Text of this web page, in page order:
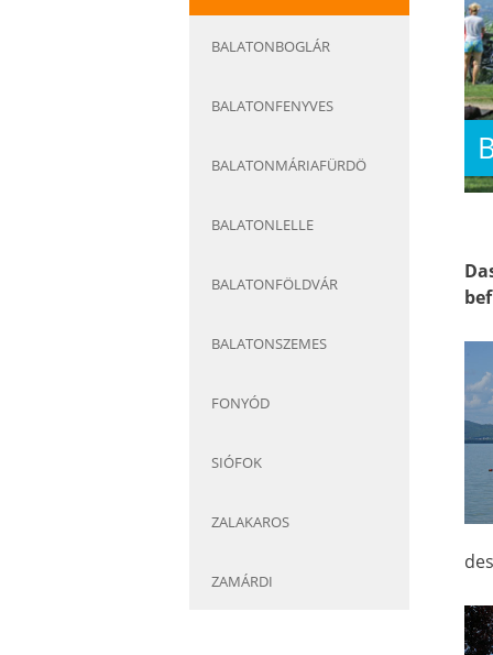
BALATONBOGLÁR
BALATONFENYVES
BALATONMÁRIAFÜRDÖ
BALATONLELLE
BALATONFÖLDVÁR
BALATONSZEMES
FONYÓD
SIÓFOK
ZALAKAROS
ZAMÁRDI